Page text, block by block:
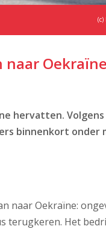
naar Oekraïne
hervatten.
binnenkort onder
naar Oekraïne:
terugkeren. Het